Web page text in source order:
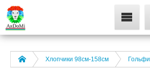
Хлопчики 98см-158см Гольфи